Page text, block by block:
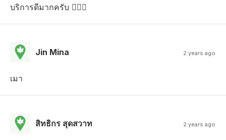
บริการดีมากครับ 
Jin Mina 2 years ago
เมา
สิทธิกร สุดสวาท 2 years ago